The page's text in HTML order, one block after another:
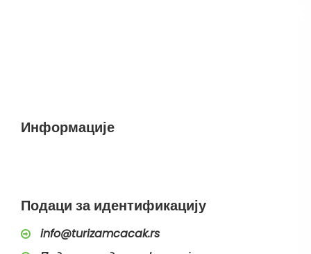
Информације
Подаци за идентификацију
info@turizamcacak.rs